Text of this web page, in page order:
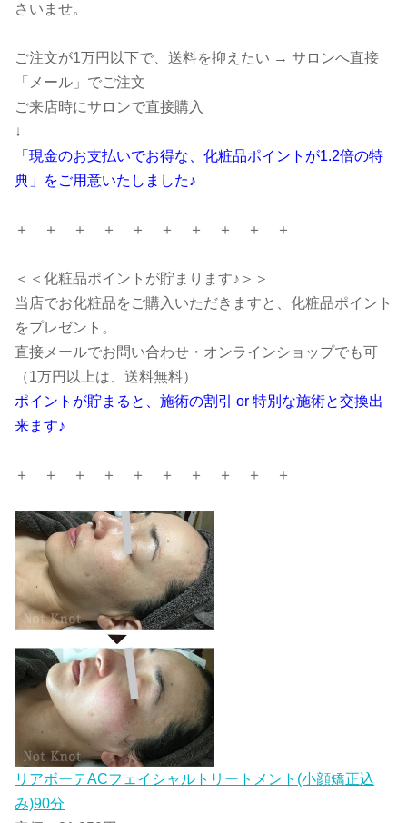
さいませ。
ご注文が1万円以下で、送料を抑えたい → サロンへ直接
「メール」でご注文
ご来店時にサロンで直接購入
↓
「現金のお支払いでお得な、化粧品ポイントが1.2倍の特
典」をご用意いたしました♪
＋ ＋ ＋ ＋ ＋ ＋ ＋ ＋ ＋ ＋
＜＜化粧品ポイントが貯まります♪＞＞
当店でお化粧品をご購入いただきますと、化粧品ポイント
をプレゼント。
直接メールでお問い合わせ・オンラインショップでも可
（1万円以上は、送料無料）
ポイントが貯まると、施術の割引 or 特別な施術と交換出
来ます♪
＋ ＋ ＋ ＋ ＋ ＋ ＋ ＋ ＋ ＋
リアボーテACフェイシャルトリートメント(小顔矯正込
み)90分